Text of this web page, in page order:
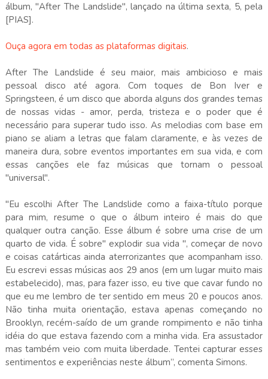
álbum, "After The Landslide", lançado na última sexta, 5, pela
[PIAS].
Ouça agora em todas as plataformas digitais.
After The Landslide é seu maior, mais ambicioso e mais
pessoal disco até agora. Com toques de Bon Iver e
Springsteen, é um disco que aborda alguns dos grandes temas
de nossas vidas - amor, perda, tristeza e o poder que é
necessário para superar tudo isso. As melodias com base em
piano se aliam a letras que falam claramente, e às vezes de
maneira dura, sobre eventos importantes em sua vida, e com
essas canções ele faz músicas que tornam o pessoal
"universal".
"Eu escolhi After The Landslide como a faixa-título porque
para mim, resume o que o álbum inteiro é mais do que
qualquer outra canção. Esse álbum é sobre uma crise de um
quarto de vida. É sobre" explodir sua vida ", começar de novo
e coisas catárticas ainda aterrorizantes que acompanham isso.
Eu escrevi essas músicas aos 29 anos (em um lugar muito mais
estabelecido), mas, para fazer isso, eu tive que cavar fundo no
que eu me lembro de ter sentido em meus 20 e poucos anos.
Não tinha muita orientação, estava apenas começando no
Brooklyn, recém-saído de um grande rompimento e não tinha
idéia do que estava fazendo com a minha vida. Era assustador
mas também veio com muita liberdade. Tentei capturar esses
sentimentos e experiências neste álbum”, comenta Simons.